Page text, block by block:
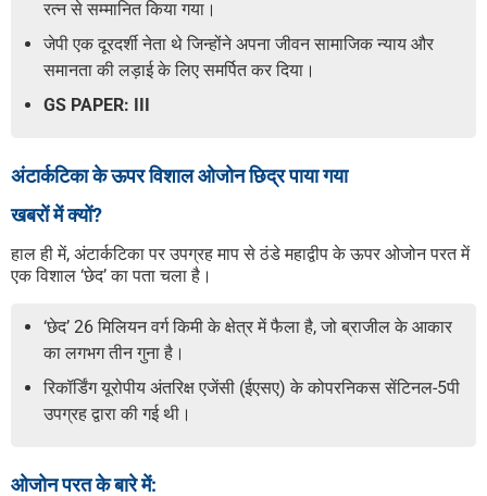
रत्न से सम्मानित किया गया।
जेपी एक दूरदर्शी नेता थे जिन्होंने अपना जीवन सामाजिक न्याय और
समानता की लड़ाई के लिए समर्पित कर दिया।
GS PAPER: III
अंटार्कटिका के ऊपर विशाल ओजोन छिद्र पाया गया
खबरों में क्यों?
हाल ही में, अंटार्कटिका पर उपग्रह माप से ठंडे महाद्वीप के ऊपर ओजोन परत में
एक विशाल ‘छेद’ का पता चला है।
‘छेद’ 26 मिलियन वर्ग किमी के क्षेत्र में फैला है, जो ब्राजील के आकार
का लगभग तीन गुना है।
रिकॉर्डिंग यूरोपीय अंतरिक्ष एजेंसी (ईएसए) के कोपरनिकस सेंटिनल-5पी
उपग्रह द्वारा की गई थी।
ओजोन परत के बारे में: